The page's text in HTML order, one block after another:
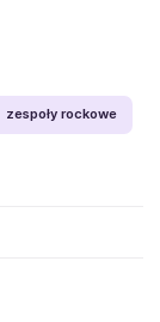
zespoły rockowe